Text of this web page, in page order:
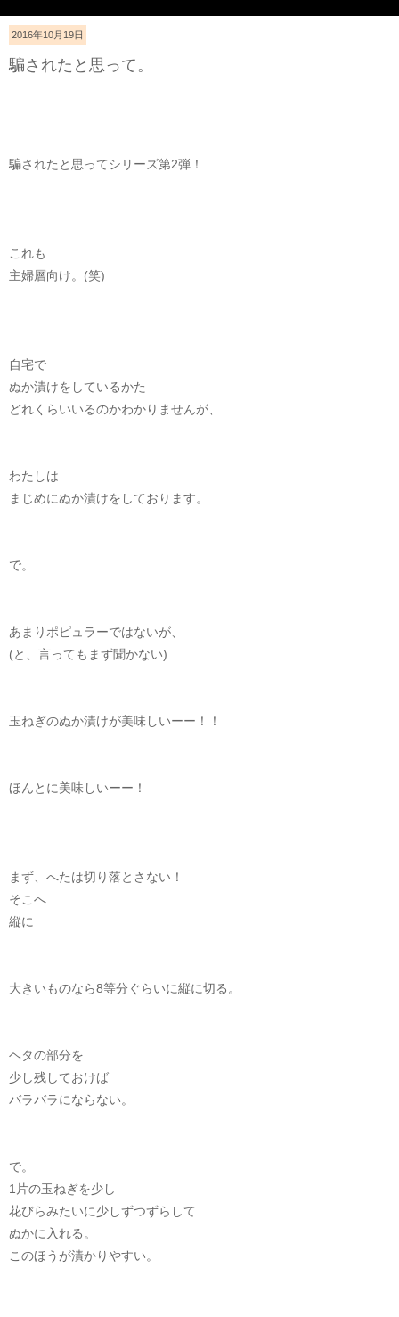
2016年10月19日
騙されたと思って。
騙されたと思ってシリーズ第2弾！
これも
主婦層向け。(笑)
自宅で
ぬか漬けをしているかた
どれくらいいるのかわかりませんが、
わたしは
まじめにぬか漬けをしております。
で。
あまりポピュラーではないが、
(と、言ってもまず聞かない)
玉ねぎのぬか漬けが美味しいーー！！
ほんとに美味しいーー！
まず、へたは切り落とさない！
そこへ
縦に
大きいものなら8等分ぐらいに縦に切る。
ヘタの部分を
少し残しておけば
バラバラにならない。
で。
1片の玉ねぎを少し
花びらみたいに少しずつずらして
ぬかに入れる。
このほうが漬かりやすい。